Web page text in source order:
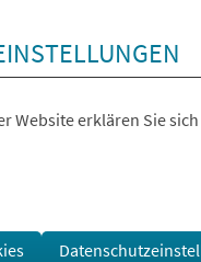
Website erklären Sie